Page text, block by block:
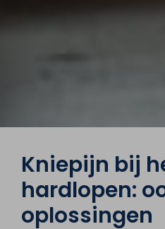
Kniepijn bij
hardlopen:
oplossingen